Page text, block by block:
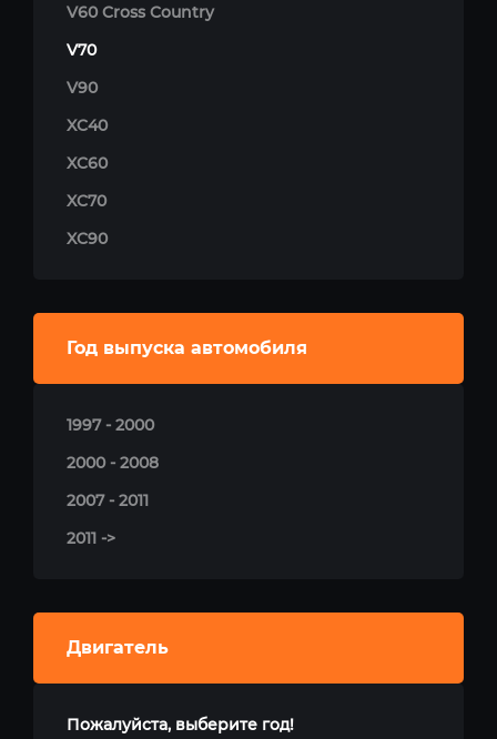
V60 Cross Country
V70
V90
XC40
XC60
XC70
XC90
Год выпуска автомобиля
1997 - 2000
2000 - 2008
2007 - 2011
2011 ->
Двигатель
Пожалуйста, выберите год!